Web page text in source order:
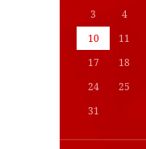
3
4
10
11
17
18
24
25
31